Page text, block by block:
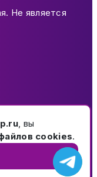
Не является
, вы
cookies.